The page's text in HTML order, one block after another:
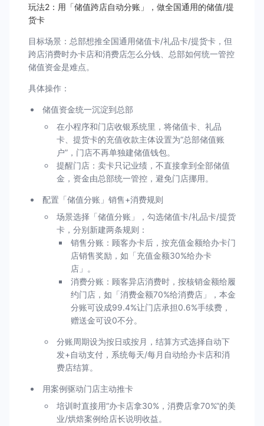
玩法2：用「储值跨店自动分账」，做全国通用的储值/提
货卡
目标场景：总部想推全国通用储值卡/礼品卡/提货卡，但
跨店消费时办卡店和消费店怎么分钱、总部如何统一管控
储值资金是难点。
具体操作：
储值资金统一沉淀到总部
在小程序和门店收银系统里，将储值卡、礼品
卡、提货卡的充值收款主体设置为“总部储值账
户”，门店不再单独建储值钱包。
提醒门店：卖卡只记业绩，不直接拿到全部储值
金，资金由总部统一管控，避免门店挪用。
配置「储值分账」销售+消费规则
场景选择「储值分账」，勾选储值卡/礼品卡/提货
卡，分别新建两条规则：
销售分账：顾客办卡后，按充值金额给办卡门
店销售奖励，如「充值金额30%给办卡
店」。
消费分账：顾客异店消费时，按核销金额给履
约门店，如「消费金额70%给消费店」，本金
分账可设成99.4%让门店承担0.6%手续费，
赠送金可设0不分。
分账周期设为按日或按月，结算方式选择自动下
发+自动支付，系统每天/每月自动给办卡店和消
费店结算。
用案例驱动门店主动推卡
培训时直接用“办卡店拿30%，消费店拿70%”的美
业/烘焙案例给店长说明收益。